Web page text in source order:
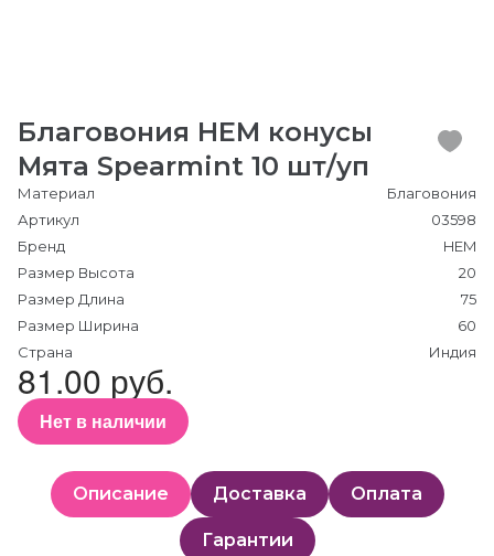
Благовония HEM конусы
Мята Spearmint 10 шт/уп
Материал
Благовония
Артикул
03598
Бренд
HEM
Размер Высота
20
Размер Длина
75
Размер Ширина
60
Страна
Индия
81.00 руб.
Нет в наличии
Описание Доставка Оплата
Гарантии